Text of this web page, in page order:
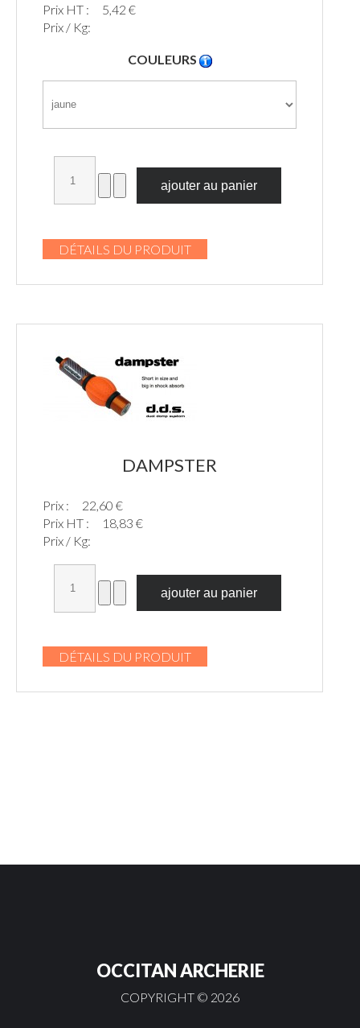
Prix HT :
5,42 €
Prix / Kg:
COULEURS
DÉTAILS DU PRODUIT
DAMPSTER
Prix :
22,60 €
Prix HT :
18,83 €
Prix / Kg:
DÉTAILS DU PRODUIT
OCCITAN ARCHERIE
COPYRIGHT © 2026